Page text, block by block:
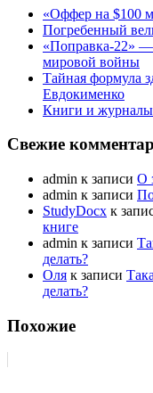
«Оффер на $100
Погребенный
«Поправка-22» —
мировой войны
Тайная формула
Евдокименко
Книги и журналы
Свежие
admin к записи О
admin к записи
StudyDocx к
книге
admin к записи
делать?
Оля к записи
делать?
Похожие